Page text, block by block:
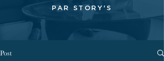
PAR STORY'S
Post